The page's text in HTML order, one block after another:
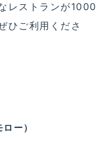
レストランが1000
ひご利用くださ
ー）